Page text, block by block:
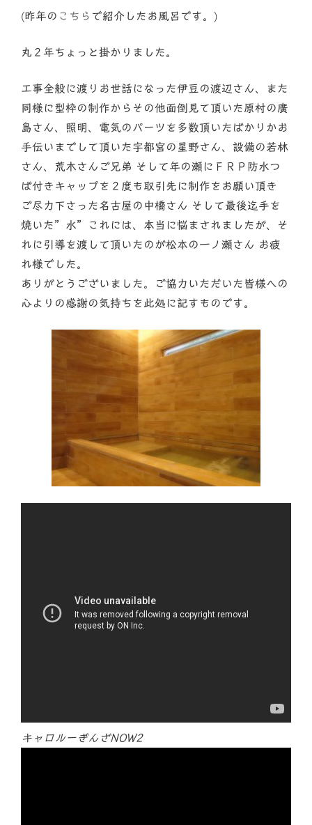
(昨年の こちら で紹介したお風呂です。)
丸２年ちょっと掛かりました。
工事全般に渡りお世話になった伊豆の渡辺さん、また
同様に型枠の制作からその他面倒見て頂いた原村の廣
島さん、照明、電気のパーツを多数頂いたばかりかお
手伝いまでして頂いた宇都宮の星野さん、設備の若林
さん、荒木さんご兄弟 そして年の瀬にＦＲＰ防水つ
ば付きキャップを２度も取引先に制作をお願い頂き
ご尽力下さった名古屋の中橋さん そして最後迄手を
焼いた”水”これには、本当に悩まされましたが、そ
れに引導を渡して頂いたのが松本の一ノ瀬さん お疲
れ様でした。
ありがとうございました。ご協力いただいた皆様への
心よりの感謝の気持ちを此処に記すものです。
キャロルーぎんざNOW2